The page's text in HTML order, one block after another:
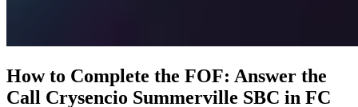
How to Complete the FOF: Answer the
Call Crysencio Summerville SBC in FC